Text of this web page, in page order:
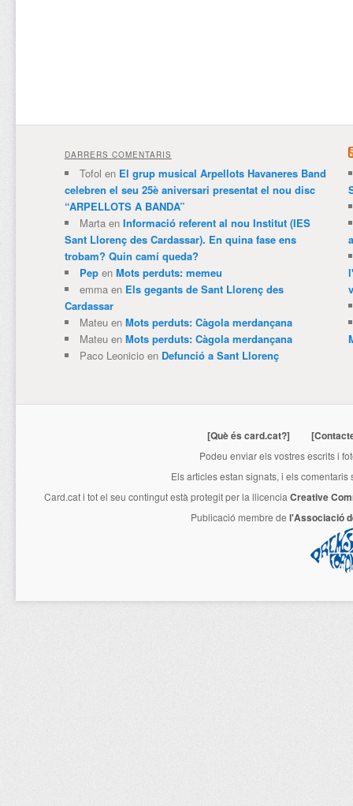
DARRERS COMENTARIS
Tofol en El grup musical Arpellots Havaneres Band
celebren el seu 25è aniversari presentat el nou disc
“ARPELLOTS A BANDA”
Martaen Informació referent al nou Institut (IES
Sant Llorenç des Cardassar). En quina fase ens
trobam? Quin camí queda?
Pepen Mots perduts: memeu
emmaen Els gegants de Sant Llorenç des
Cardassar
Mateuen Mots perduts: Càgola merdançana
Mateuen Mots perduts: Càgola merdançana
Paco Leonicioen Defunció a Sant Llorenç
[Què és card.cat?]
Podeu enviar els vostres escrits i
Els articles estan signats, i els
Card.cati tot el seu contingut està protegit per la llicencia Creative
Publicació membre de l'Associació